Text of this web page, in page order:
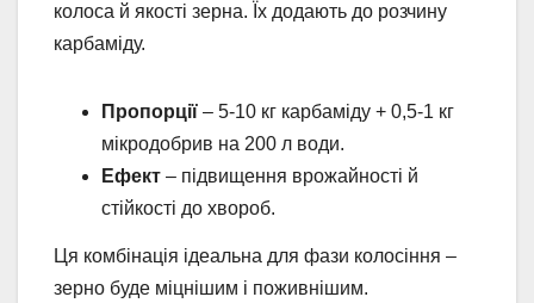
колоса й якості зерна. Їх додають до розчину
карбаміду.
Пропорції – 5-10 кг карбаміду + 0,5-1 кг
мікродобрив на 200 л води.
Ефект – підвищення врожайності й
стійкості до хвороб.
Ця комбінація ідеальна для фази колосіння –
зерно буде міцнішим і поживнішим.